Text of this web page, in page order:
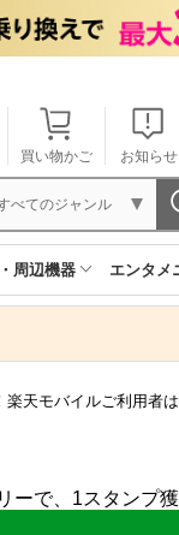
買い物かご お知らせ
べてのジャンル
周辺機器 エンタメ
天モバイルご利用者は
ーで、1スタンプ